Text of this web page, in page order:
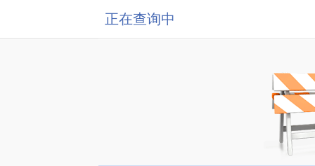
正在查询中